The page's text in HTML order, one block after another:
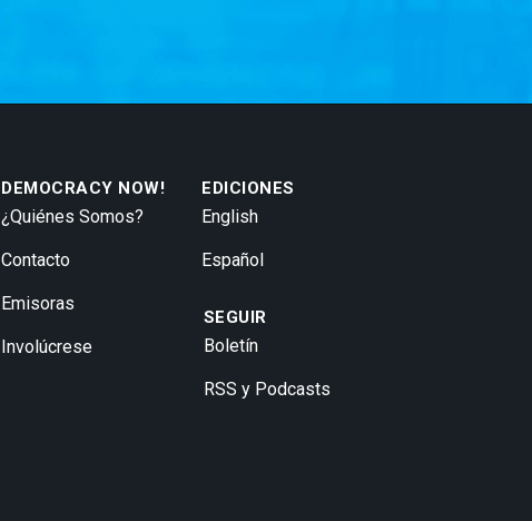
DEMOCRACY NOW!
¿Quiénes Somos?
Contacto
Emisoras
Involúcrese
EDICIONES
English
Español
SEGUIR
Boletín
RSS y Podcasts